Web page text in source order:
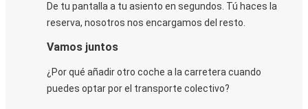
De tu pantalla a tu asiento en segundos. Tú haces la
reserva, nosotros nos encargamos del resto.
Vamos juntos
¿Por qué añadir otro coche a la carretera cuando
puedes optar por el transporte colectivo?